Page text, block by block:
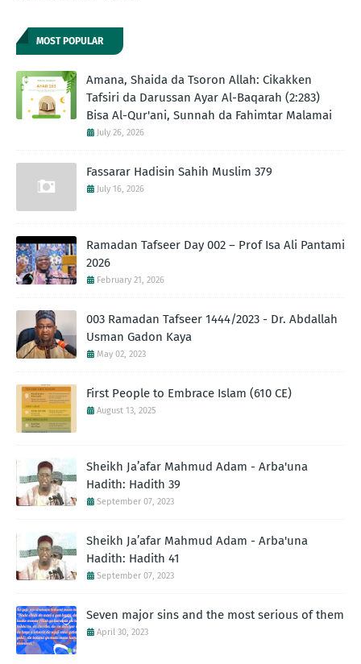
MOST POPULAR
Amana, Shaida da Tsoron Allah: Cikakken
Tafsiri da Darussan Ayar Al-Baqarah (2:283)
Bisa Al-Qur'ani, Sunnah da Fahimtar Malamai
July 26, 2026
Fassarar Hadisin Sahih Muslim 379
July 16, 2026
Ramadan Tafseer Day 002 – Prof Isa Ali Pantami
2026
February 21, 2026
003 Ramadan Tafseer 1444/2023 - Dr. Abdallah
Usman Gadon Kaya
May 02, 2023
First People to Embrace Islam (610 CE)
August 13, 2025
Sheikh Ja’afar Mahmud Adam - Arba'una
Hadith: Hadith 39
September 07, 2023
Sheikh Ja’afar Mahmud Adam - Arba'una
Hadith: Hadith 41
September 07, 2023
Seven major sins and the most serious of them
April 30, 2023